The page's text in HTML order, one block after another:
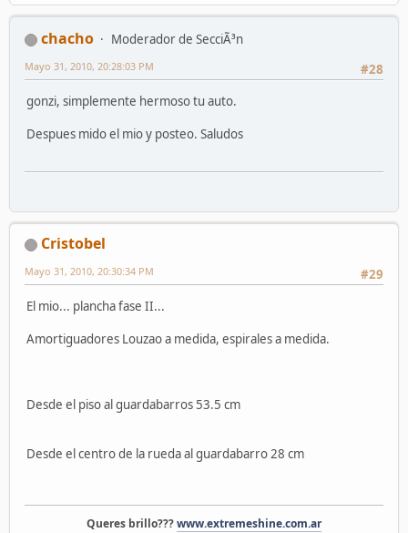
chacho
Moderador de SecciÃ³n
#28
Mayo 31, 2010, 20:28:03 PM
gonzi, simplemente hermoso tu auto.
Despues mido el mio y posteo. Saludos
Cristobel
#29
Mayo 31, 2010, 20:30:34 PM
El mio... plancha fase II...
Amortiguadores Louzao a medida, espirales a medida.
Desde el piso al guardabarros 53.5 cm
Desde el centro de la rueda al guardabarro 28 cm
Queres brillo???www.extremeshine.com.ar